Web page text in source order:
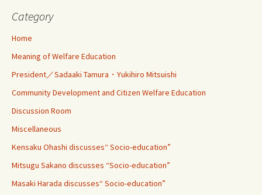
Category
Home
Meaning of Welfare Education
President／Sadaaki Tamura・Yukihiro Mitsuishi
Community Development and Citizen Welfare Education
Discussion Room
Miscellaneous
Kensaku Ohashi discusses“ Socio-education”
Mitsugu Sakano discusses “Socio-education”
Masaki Harada discusses“ Socio-education”